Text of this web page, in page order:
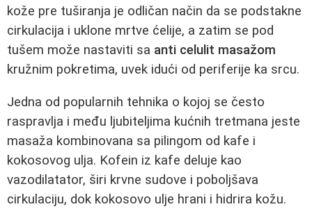
kože pre tuširanja je odličan način da se podstakne
cirkulacija i uklone mrtve ćelije, a zatim se pod
tušem može nastaviti sa anti celulit masažom
kružnim pokretima, uvek idući od periferije ka srcu.
Jedna od popularnih tehnika o kojoj se često
raspravlja i među ljubiteljima kućnih tretmana jeste
masaža kombinovana sa pilingom od kafe i
kokosovog ulja. Kofein iz kafe deluje kao
vazodilatator, širi krvne sudove i poboljšava
cirkulaciju, dok kokosovo ulje hrani i hidrira kožu.